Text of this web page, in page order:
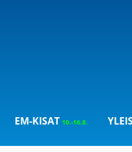
EM-KISAT 10.-16.8.